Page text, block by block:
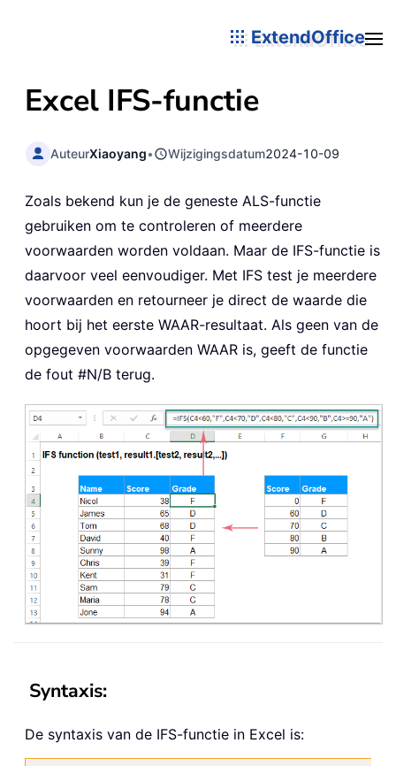
ExtendOffice
Excel IFS-functie
AuteurXiaoyang• Wijzigingsdatum2024-10-09
Zoals bekend kun je de geneste ALS-functie
gebruiken om te controleren of meerdere
voorwaarden worden voldaan. Maar de IFS-functie is
daarvoor veel eenvoudiger. Met IFS test je meerdere
voorwaarden en retourneer je direct de waarde die
hoort bij het eerste WAAR-resultaat. Als geen van de
opgegeven voorwaarden WAAR is, geeft de functie
de fout #N/B terug.
Syntaxis:
De syntaxis van de IFS-functie in Excel is: